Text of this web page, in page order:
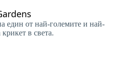
един от най-големите и най-
в света.